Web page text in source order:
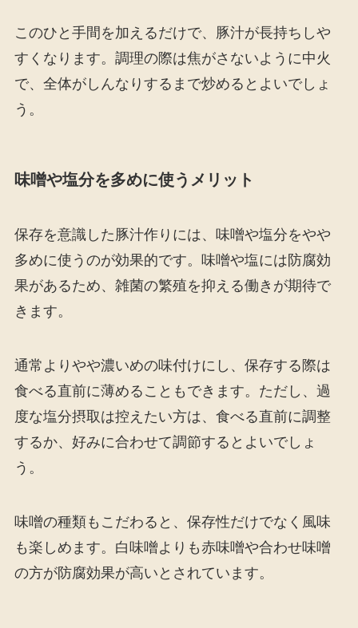
このひと手間を加えるだけで、豚汁が長持ちしや
すくなります。調理の際は焦がさないように中火
で、全体がしんなりするまで炒めるとよいでしょ
う。
味噌や塩分を多めに使うメリット
保存を意識した豚汁作りには、味噌や塩分をやや
多めに使うのが効果的です。味噌や塩には防腐効
果があるため、雑菌の繁殖を抑える働きが期待で
きます。
通常よりやや濃いめの味付けにし、保存する際は
食べる直前に薄めることもできます。ただし、過
度な塩分摂取は控えたい方は、食べる直前に調整
するか、好みに合わせて調節するとよいでしょ
う。
味噌の種類もこだわると、保存性だけでなく風味
も楽しめます。白味噌よりも赤味噌や合わせ味噌
の方が防腐効果が高いとされています。